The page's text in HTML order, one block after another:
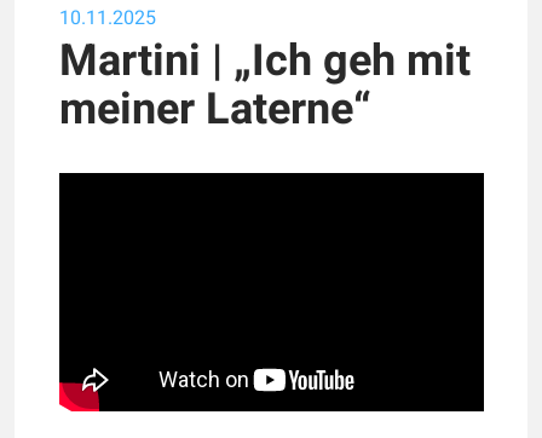
10.11.2025
Martini | „Ich geh mit
meiner Laterne“